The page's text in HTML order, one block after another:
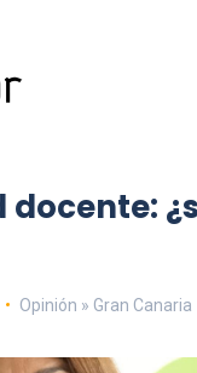
Opinión » Gran Canaria